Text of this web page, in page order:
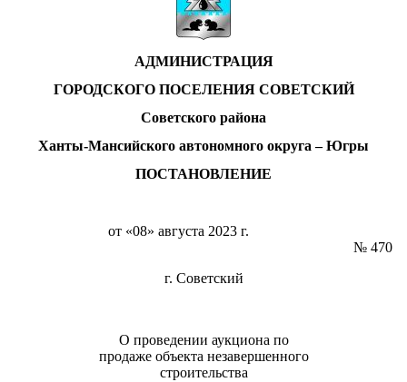
АДМИНИСТРАЦИЯ
ГОРОДСКОГО ПОСЕЛЕНИЯ СОВЕТСКИЙ
Советского района
Ханты-Мансийского автономного округа – Югры
ПОСТАНОВЛЕНИЕ
от «08» августа 2023 г.
№ 470
г. Советский
О проведении аукциона по
продаже объекта незавершенного
строительства